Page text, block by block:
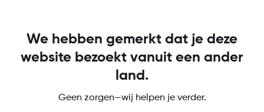
We hebben gemerkt dat je deze
website bezoekt vanuit een ander
land.
Geen zorgen—wij helpen je verder.